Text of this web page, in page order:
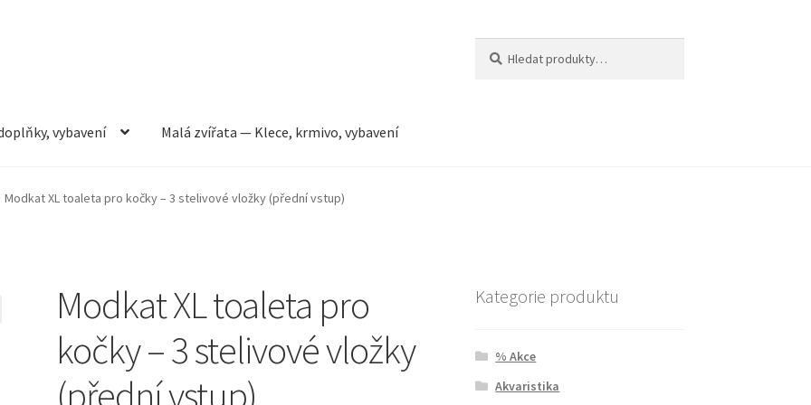
vybavení Malá zvířata — Klece, krmivo, vybavení
vybavení Můj účet Obchod Pokladna Vše pro kočky
Modkat XL toaleta pro kočky – 3 stelivové vložky (přední vstup)
Modkat XL toaleta pro
kočky – 3 stelivové vložky
(přední vstup)
Kategorie produktu
% Akce
Akvaristika